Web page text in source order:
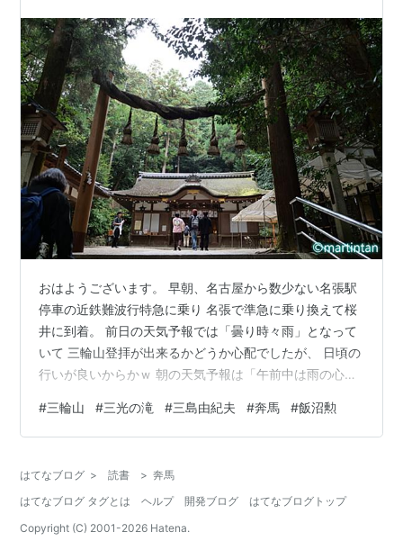
おはようございます。 早朝、名古屋から数少ない名張駅
停車の近鉄難波行特急に乗り 名張で準急に乗り換えて桜
井に到着。 前日の天気予報では「曇り時々雨」となって
いて 三輪山登拝が出来るかどうか心配でしたが、 日頃の
行いが良いからかｗ 朝の天気予報は「午前中は雨の心配
アクセスは、 JR万葉まほろば線で三輪駅まで行くルート
と バスで大神神社二の鳥居まで行くルートがあり、 バス
スを待っている時に 年配の女性から、奈良言葉で 「バス
の行き先を間違えると長い距離を歩かないといけないの
で注意しなさい」 とい…
#三輪山 #三光の滝 #三島由紀夫 #奔馬 #飯沼勲
はてなブログ > 読書 > 奔馬
はてなブログ タグとは
ヘルプ 開発ブログ
はてなブログトップ
Copyright (C) 2001-2026 Hatena.